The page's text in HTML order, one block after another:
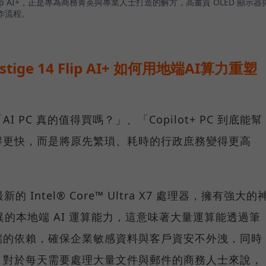
程。
14 Flip AI+ 如何用地端AI算力重塑
PC 真的值得買嗎？」、「Copilot+ PC 到底能幫
快，而是將原先繁瑣、耗時的行政庶務變得更高
的 Intel® Core™ Ultra X7 處理器，擁有強大的
本地端 AI 運算能力，這意味著大量運算能透過筆
依賴，確保企業敏感資料與客戶資安不外洩，同時
於每天需要處理大量文件與郵件的商務人士來說，